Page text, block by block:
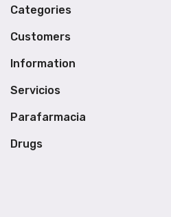
Categories
Customers
Information
Servicios
Parafarmacia
Drugs